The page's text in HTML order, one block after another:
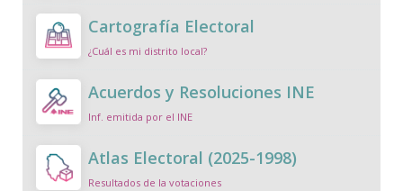
Cartografía Electoral
¿Cuál es mi distrito local?
Acuerdos y Resoluciones INE
Inf. emitida por el INE
Atlas Electoral (2025-1998)
Resultados de la votaciones